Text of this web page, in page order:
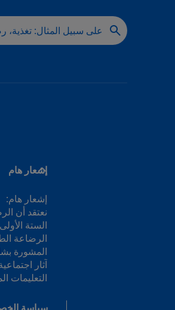
إشعار هام
إشعار هام:
نعتقد أن
الستة
الرضاعة
المشورة
آثار
التعليمات